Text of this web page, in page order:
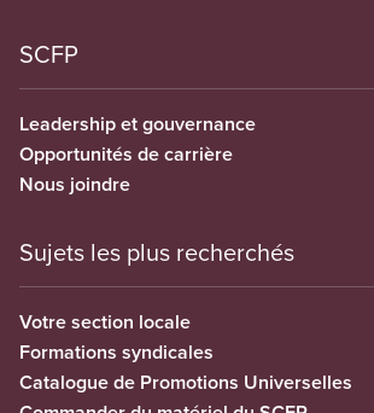
SCFP
Leadership et gouvernance
Opportunités de carrière
Nous joindre
Sujets les plus recherchés
Votre section locale
Formations syndicales
Catalogue de Promotions Universelles